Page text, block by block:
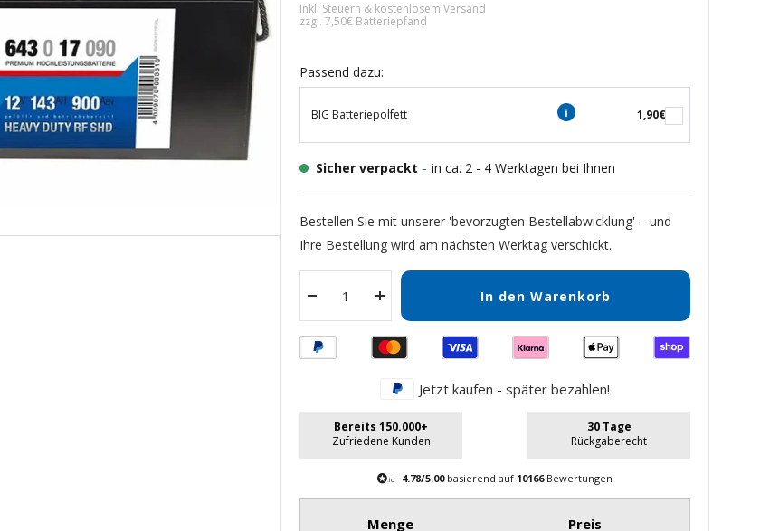
Inkl. Steuern & kostenlosem Versand
zzgl. 7,50€ Batteriepfand
Passend dazu:
BIG Batteriepolfett 1,90€
Sicher verpackt - in ca. 2 - 4 Werktagen bei Ihnen
Bestellen Sie mit unserer 'bevorzugten Bestellabwicklung' – und
Ihre Bestellung wird am nächsten Werktag verschickt.
Menge
Menge
In den Warenkorb
Jetzt kaufen - später bezahlen!
Bereits 150.000+
Zufriedene Kunden
30 Tage
Rückgaberecht
4.78/5.00basierend auf 10166Bewertungen